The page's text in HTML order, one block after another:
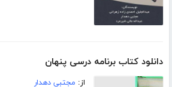
دانلود کتاب برنامه درسی پنهان
از: مجتبی دهدار